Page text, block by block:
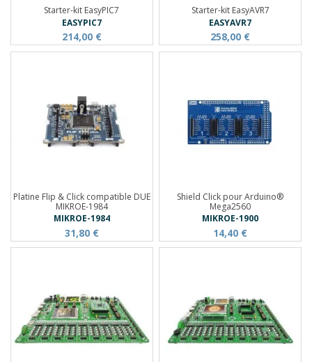
Starter-kit EasyPIC7
EASYPIC7
214,00 €
Starter-kit EasyAVR7
EASYAVR7
258,00 €
Platine Flip & Click compatible DUE
MIKROE-1984
MIKROE-1984
31,80 €
Shield Click pour Arduino®
Mega2560
MIKROE-1900
14,40 €